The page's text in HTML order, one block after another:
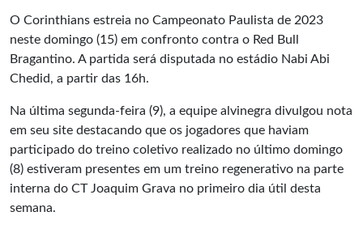
O Corinthians estreia no Campeonato Paulista de 2023
neste domingo (15) em confronto contra o Red Bull
Bragantino. A partida será disputada no estádio Nabi Abi
Chedid, a partir das 16h.
Na última segunda-feira (9), a equipe alvinegra divulgou nota
em seu site destacando que os jogadores que haviam
participado do treino coletivo realizado no último domingo
(8) estiveram presentes em um treino regenerativo na parte
interna do CT Joaquim Grava no primeiro dia útil desta
semana.